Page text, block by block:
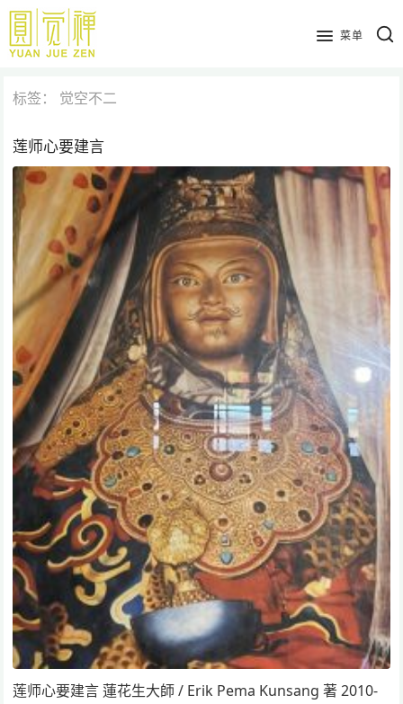
跳
主
内
菜单
标签： 觉空不二
莲师心要建言
莲师心要建言 蓮花生大師 / Erik Pema Kunsang 著 2010-